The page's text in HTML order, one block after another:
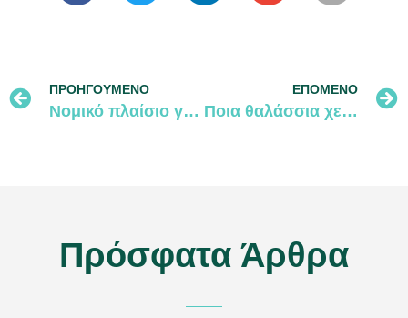
ΠΡΟΗΓΟΎΜΕΝΟ
Νομικό πλαίσιο για την αξιοποίηση περιοχών Natura 2000
ΕΠΌΜΕΝΟ
Ποια θαλάσσια χελώνα είναι αυτή;
Πρόσφατα Άρθρα